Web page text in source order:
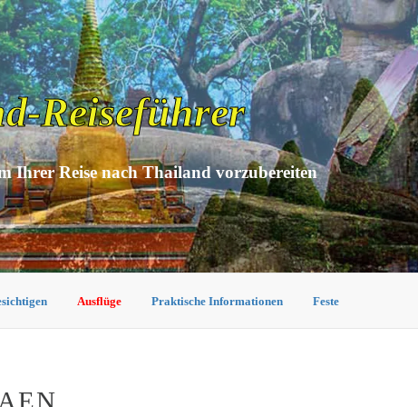
Reiseführer
Ihrer Reise nach Thailand vorzubereiten
Ausflüge Praktische Informationen Feste